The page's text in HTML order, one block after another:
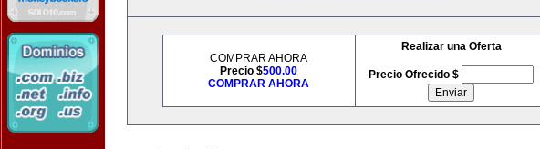
COMPRAR AHORA
Precio $500.00
COMPRAR AHORA
Realizar una Oferta
Precio Ofrecido $